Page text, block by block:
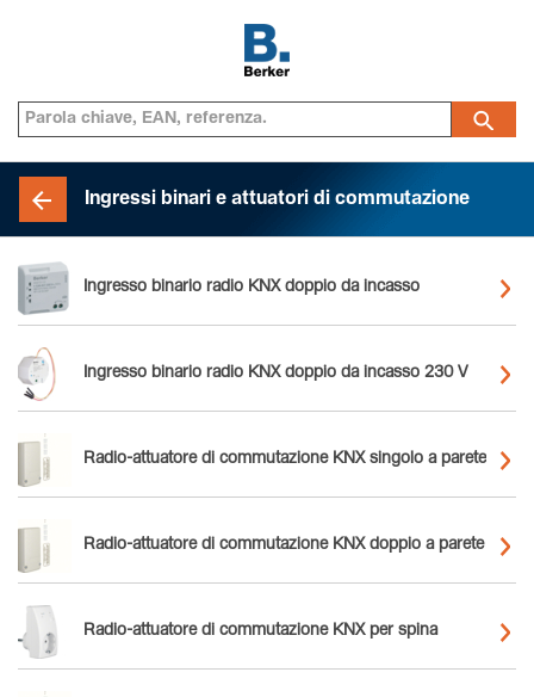
Ingressi binari e attuatori di commutazione
Ingresso binario radio KNX doppio da incasso
Ingresso binario radio KNX doppio da incasso 230 V
Radio-attuatore di commutazione KNX singolo a parete
Radio-attuatore di commutazione KNX doppio a parete
Radio-attuatore di commutazione KNX per spina